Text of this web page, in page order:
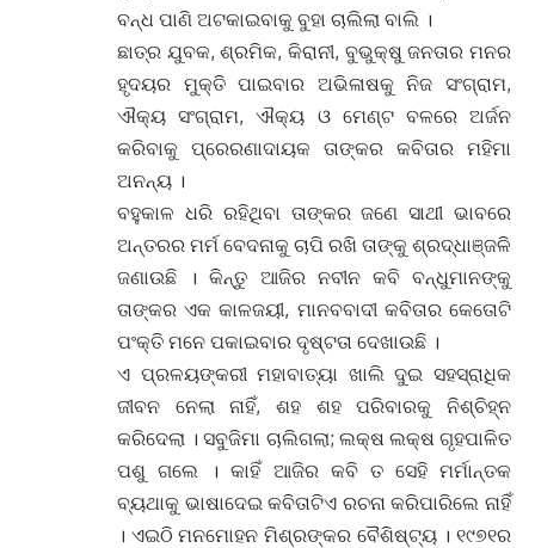
ବନ୍ଧ ପାଣି ଅଟକାଇବାକୁ ବୁହା ଚାଲିଲା ବାଲି ।
ଛାତ୍ର ଯୁବକ, ଶ୍ରମିକ, କିରାନୀ, ବୁଭୁକ୍ଷୁ ଜନତାର ମନର
ହୃଦୟର ମୁକ୍ତି ପାଇବାର ଅଭିଳାଷକୁ ନିଜ ସଂଗ୍ରାମ,
ଐକ୍ୟ ସଂଗ୍ରାମ, ଐକ୍ୟ ଓ ମେଣ୍ଟ ବଳରେ ଅର୍ଜନ
କରିବାକୁ ପ୍ରେରଣାଦାୟକ ତାଙ୍କର କବିତାର ମହିମା
ଅନନ୍ୟ ।
ବହୁକାଳ ଧରି ରହିଥିବା ତାଙ୍କର ଜଣେ ସାଥୀ ଭାବରେ
ଅନ୍ତରର ମର୍ମ ବେଦନାକୁ ଚାପି ରଖି ତାଙ୍କୁ ଶ୍ରଦ୍ଧାଞ୍ଜଳି
ଜଣାଉଛି । କିନ୍ତୁ ଆଜିର ନବୀନ କବି ବନ୍ଧୁମାନଙ୍କୁ
ତାଙ୍କର ଏକ କାଳଜୟୀ, ମାନବବାଦୀ କବିତାର କେତୋଟି
ପଂକ୍ତି ମନେ ପକାଇବାର ଦୃଷ୍ଟତା ଦେଖାଉଛି ।
ଏ ପ୍ରଳୟଙ୍କରୀ ମହାବାତ୍ୟା ଖାଲି ଦୁଇ ସହସ୍ରାଧିକ
ଜୀବନ ନେଲା ନାହିଁ, ଶହ ଶହ ପରିବାରକୁ ନିଶ୍ଚିହ୍ନ
କରିଦେଲା । ସବୁଜିମା ଚାଲିଗଲା; ଲକ୍ଷ ଲକ୍ଷ ଗୃହପାଳିତ
ପଶୁ ଗଲେ । କାହିଁ ଆଜିର କବି ତ ସେହି ମର୍ମାନ୍ତକ
ବ୍ୟଥାକୁ ଭାଷାଦେଇ କବିତାଟିଏ ରଚନା କରିପାରିଲେ ନାହିଁ
। ଏଇଠି ମନମୋହନ ମିଶ୍ରଙ୍କର ବୈଶିଷ୍ଟ୍ୟ । ୧୯୭୧ର